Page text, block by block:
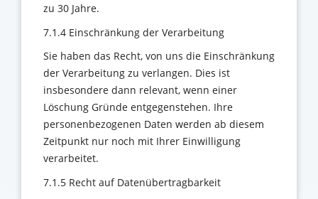
zu 30 Jahre.
7.1.4 Einschränkung der Verarbeitung
Sie haben das Recht, von uns die Einschränkung
der Verarbeitung zu verlangen. Dies ist
insbesondere dann relevant, wenn einer
Löschung Gründe entgegenstehen. Ihre
personenbezogenen Daten werden ab diesem
Zeitpunkt nur noch mit Ihrer Einwilligung
verarbeitet.
7.1.5 Recht auf Datenübertragbarkeit